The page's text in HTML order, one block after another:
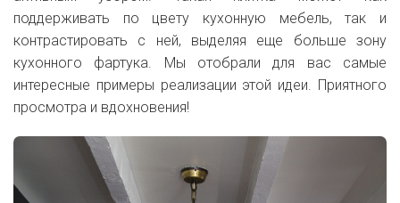
поддерживать по цвету кухонную мебель, так и
контрастировать с ней, выделяя еще больше зону
кухонного фартука. Мы отобрали для вас самые
интересные примеры реализации этой идеи. Приятного
просмотра и вдохновения!